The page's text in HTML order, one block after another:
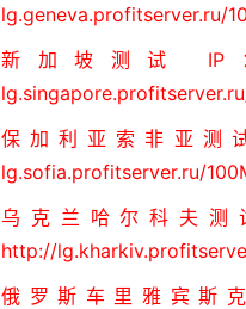
lg.geneva.profitserver.ru/
新加坡测试 IP：
保加利亚索非亚测
lg.sofia.profitserver.ru/
乌克兰哈尔科夫测
http://
俄罗斯车里雅宾斯